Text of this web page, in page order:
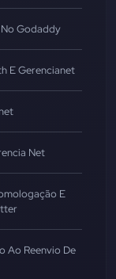
Godaddy
E Gerencianet
Net
E
Ao Reenvio De